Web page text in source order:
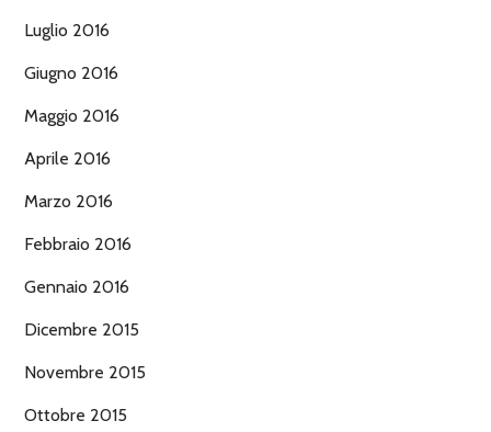
Luglio 2016
Giugno 2016
Maggio 2016
Aprile 2016
Marzo 2016
Febbraio 2016
Gennaio 2016
Dicembre 2015
Novembre 2015
Ottobre 2015